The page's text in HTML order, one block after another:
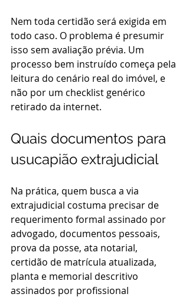
Nem toda certidão será exigida em
todo caso. O problema é presumir
isso sem avaliação prévia. Um
processo bem instruído começa pela
leitura do cenário real do imóvel, e
não por um checklist genérico
retirado da internet.
Quais documentos para
usucapião extrajudicial
Na prática, quem busca a via
extrajudicial costuma precisar de
requerimento formal assinado por
advogado, documentos pessoais,
prova da posse, ata notarial,
certidão de matrícula atualizada,
planta e memorial descritivo
assinados por profissional